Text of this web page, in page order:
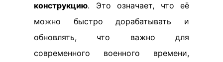
конструкцию. Это означает, что её
можно быстро дорабатывать и
обновлять, что важно для
современного военного времени,